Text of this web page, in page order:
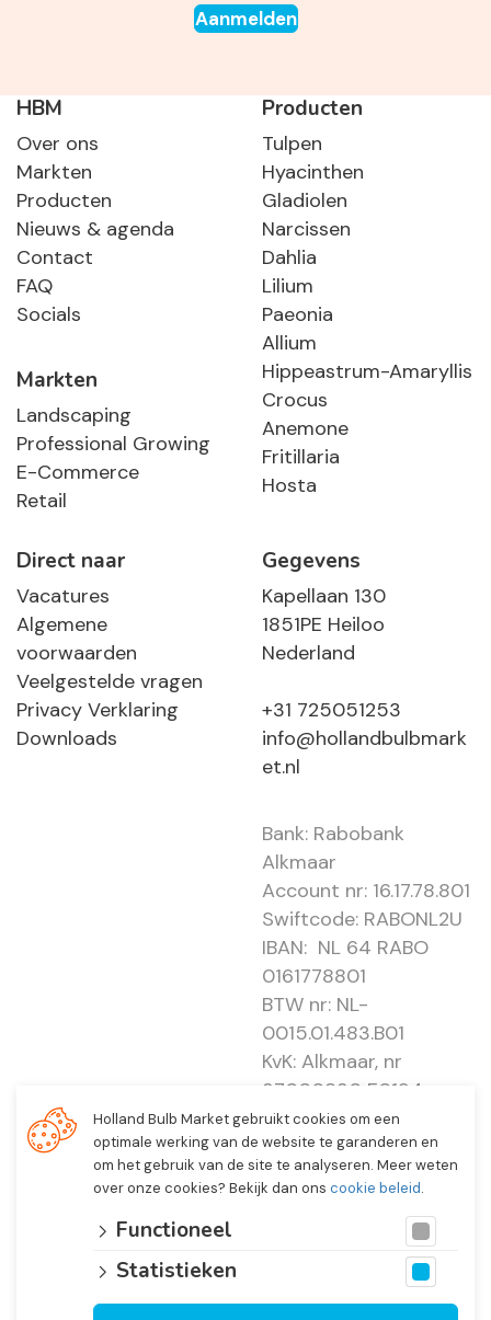
Aanmelden
HBM
Over ons
Markten
Producten
Nieuws & agenda
Contact
FAQ
Socials
Markten
Landscaping
Professional Growing
E-Commerce
Retail
Producten
Tulpen
Hyacinthen
Gladiolen
Narcissen
Dahlia
Lilium
Paeonia
Allium
Hippeastrum-Amaryllis
Crocus
Anemone
Fritillaria
Hosta
Direct naar
Vacatures
Algemene
voorwaarden
Veelgestelde vragen
Privacy Verklaring
Downloads
Gegevens
Kapellaan 130
1851PE Heiloo
Nederland
+31 725051253
info@hollandbulbmark
et.nl
Bank: Rabobank
Alkmaar
Account nr: 16.17.78.801
Swiftcode: RABONL2U
IBAN: NL 64 RABO
0161778801
BTW nr: NL-
0015.01.483.B01
KvK: Alkmaar, nr
37000830 E0194 -
EBO 505
Holland Bulb Market gebruikt cookies om een
optimale werking van de website te garanderen en
om het gebruik van de site te analyseren. Meer weten
over onze cookies? Bekijk dan ons cookie beleid.
Functioneel
Statistieken